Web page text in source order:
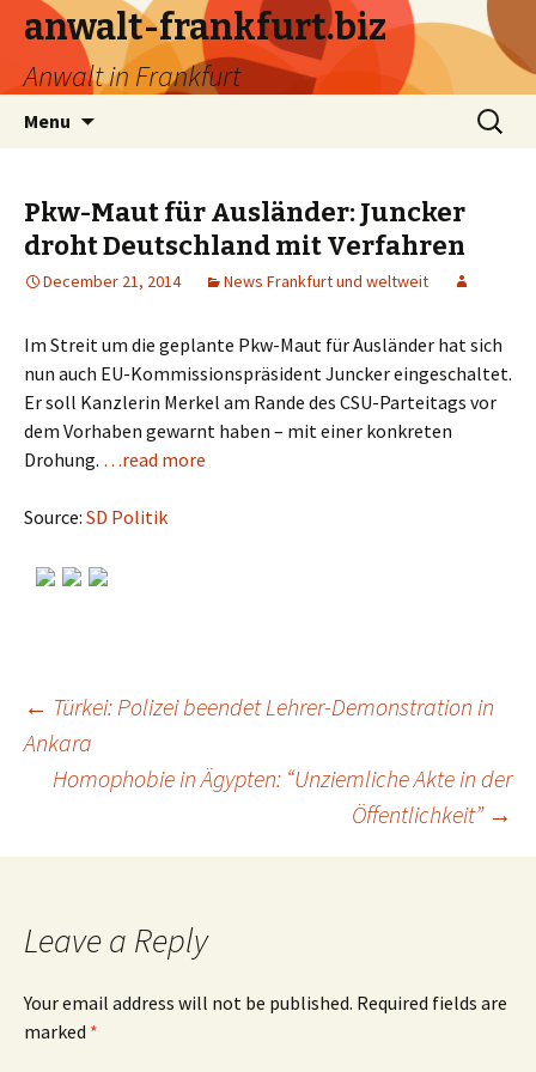
anwalt-frankfurt.biz
Anwalt in Frankfurt
Menu
Search
for:
Pkw-Maut für Ausländer: Juncker
droht Deutschland mit Verfahren
December 21, 2014 News Frankfurt und weltweit
Im Streit um die geplante Pkw-Maut für Ausländer hat sich
nun auch EU-Kommissionspräsident Juncker eingeschaltet.
Er soll Kanzlerin Merkel am Rande des CSU-Parteitags vor
dem Vorhaben gewarnt haben – mit einer konkreten
Drohung. …read more
Source: SD Politik
Post
navigation
← Türkei: Polizei beendet Lehrer-Demonstration in
Ankara
Homophobie in Ägypten: “Unziemliche Akte in der
Öffentlichkeit” →
Leave a Reply
Your email address will not be published. Required fields are
marked *